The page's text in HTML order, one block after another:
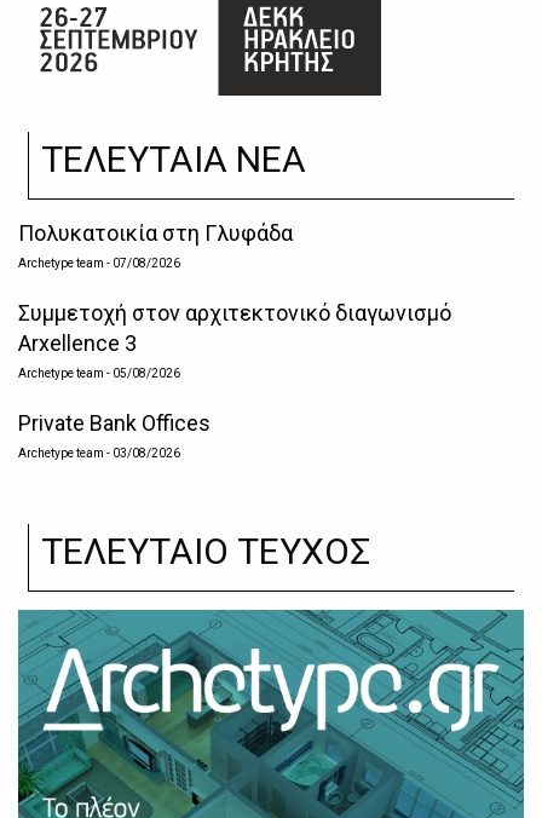
ΤΕΛΕΥΤΑΙΑ ΝΕΑ
Πολυκατοικία στη Γλυφάδα
Archetype team - 07/08/2026
Συμμετοχή στον αρχιτεκτονικό διαγωνισμό
Arxellence 3
Archetype team - 05/08/2026
Private Bank Offices
Archetype team - 03/08/2026
ΤΕΛΕΥΤΑΙΟ ΤΕΥΧΟΣ